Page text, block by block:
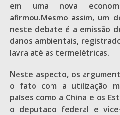
em uma nova
afirmou.Mesmo assim, um
neste debate é a emissão
danos ambientais,
lavra até as termelétricas.
Neste aspecto, os
o fato com a utilização
países como a China e os
o deputado federal e